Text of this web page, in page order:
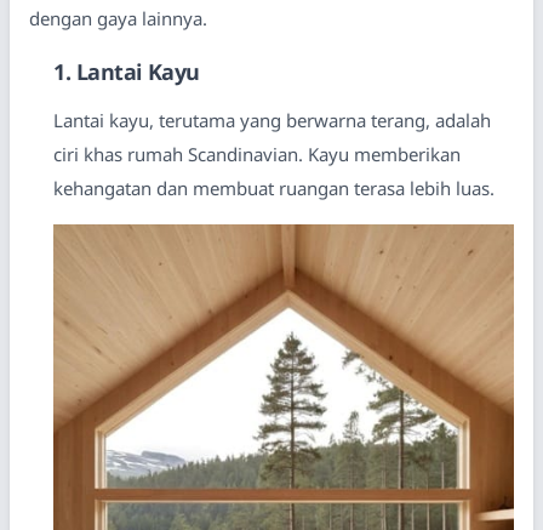
dengan gaya lainnya.
1. Lantai Kayu
Lantai kayu, terutama yang berwarna terang, adalah
ciri khas rumah Scandinavian. Kayu memberikan
kehangatan dan membuat ruangan terasa lebih luas.